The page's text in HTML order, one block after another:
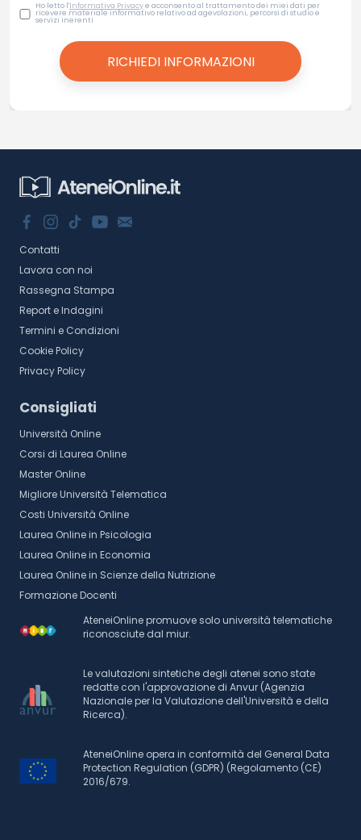
Ho letto l'Informativa Privacye acconsento al trattamento dei miei dati per
ricevere materiale informativo relativo ad agevolazioni, percorsi di studio e
servizi inerenti
Contatti
Lavora con noi
Rassegna Stampa
Report e Indagini
Termini e Condizioni
Cookie Policy
Privacy Policy
Consigliati
Università Online
Corsi di Laurea Online
Master Online
Migliore Università Telematica
Costi Università Online
Laurea Online in Psicologia
Laurea Online in Economia
Laurea Online in Scienze della Nutrizione
Formazione Docenti
AteneiOnline promuove solo università telematiche
riconosciute dal miur.
Le valutazioni sintetiche degli atenei sono state
redatte con l'approvazione di Anvur (Agenzia
Nazionale per la Valutazione dell'Università e della
Ricerca).
AteneiOnline opera in conformità del General Data
Protection Regulation (GDPR) (Regolamento (CE)
2016/679.